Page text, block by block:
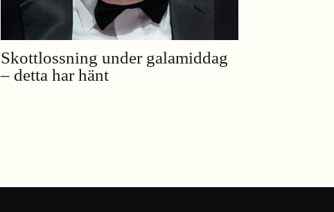
Skottlossning under galamiddag
– detta har hänt